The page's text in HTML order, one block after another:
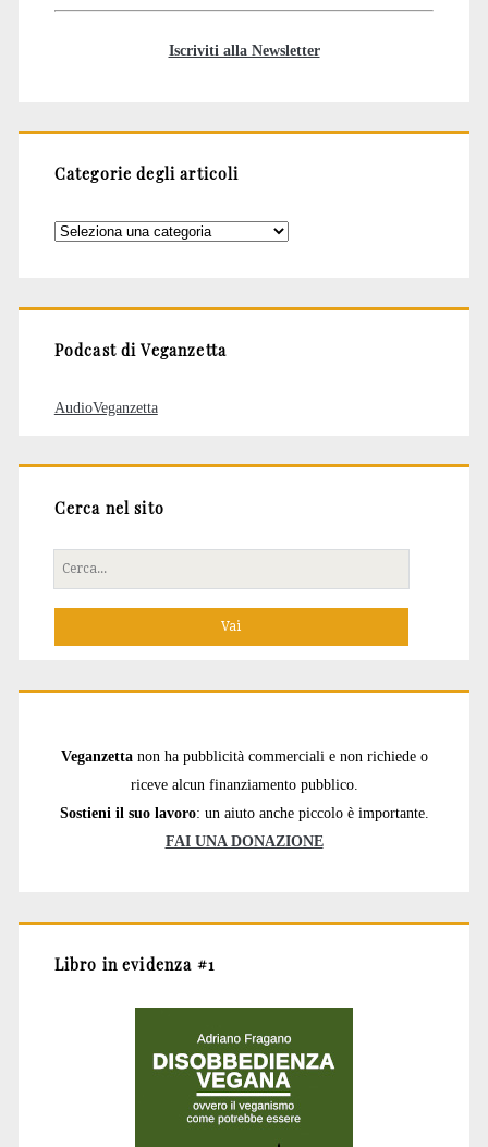
Iscriviti alla Newsletter
Categorie degli articoli
Categorie
Podcast di Veganzetta
AudioVeganzetta
Cerca nel sito
Cerca
per:
Veganzetta non ha pubblicità commerciali e non richiede o
riceve alcun finanziamento pubblico.
Sostieni il suo lavoro: un aiuto anche piccolo è importante.
FAI UNA DONAZIONE
Libro in evidenza #1